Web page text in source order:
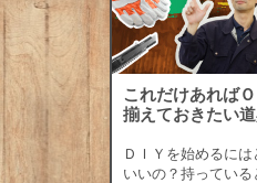
これだけあればＯ
揃えておきたい
ＤＩＹを始めるに
いいの？持ってい